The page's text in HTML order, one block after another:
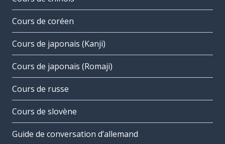
Cours de coréen
Cours de japonais (Kanji)
Cours de japonais (Romaji)
Cours de russe
Cours de slovène
Guide de conversation d’allemand